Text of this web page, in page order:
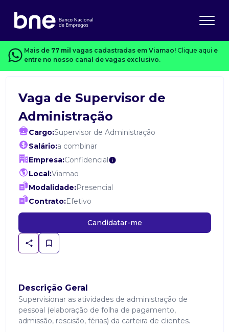
Mais de 77 mil vagas cadastradas em Viamao! Clique aqui e
entre no nosso canal de vagas exclusivo.
Vaga de Supervisor de
Administração
Cargo:Supervisor de Administração
Salário:a combinar
Empresa:Confidencial
Local:Viamao
Modalidade:Presencial
Contrato:Efetivo
Candidatar-me
Descrição Geral
Supervisionar as atividades de administração de
pessoal (elaboração de folha de pagamento,
admissão, rescisão, férias) da carteira de clientes.